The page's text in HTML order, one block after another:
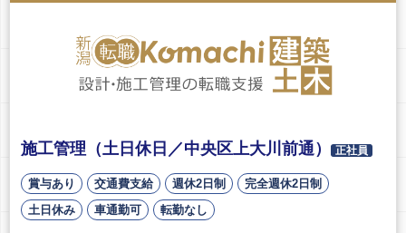
施工管理（土日休日／中央区上大川前通） 正社員
賞与あり 交通費支給 週休2日制
完全週休2日制
土日休み
車通勤可 転勤なし